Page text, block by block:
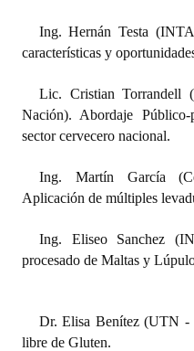
Ing. Hernán Testa
características y
Lic. Cristian Torrandell
Nación). Abordaje
sector cervecero nacional.
Ing. Martín García
Aplicación de múltiples
Ing. Eliseo Sanchez
procesado de Maltas y
Dr. Elisa Benítez (UTN -
libre de Gluten.